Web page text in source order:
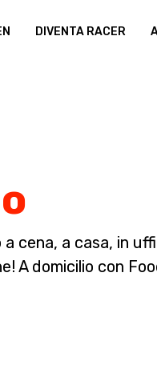
DIVENTA RACER
cena, a casa, in
A domicilio con